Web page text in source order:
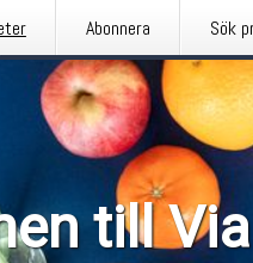
Abonnera Sök
till